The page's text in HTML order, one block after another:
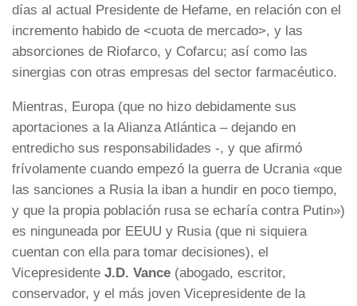
días al actual Presidente de Hefame, en relación con el
incremento habido de <cuota de mercado>, y las
absorciones de Riofarco, y Cofarcu; así como las
sinergias con otras empresas del sector farmacéutico.
Mientras, Europa (que no hizo debidamente sus
aportaciones a la Alianza Atlántica – dejando en
entredicho sus responsabilidades -, y que afirmó
frívolamente cuando empezó la guerra de Ucrania «que
las sanciones a Rusia la iban a hundir en poco tiempo,
y que la propia población rusa se echaría contra Putin»)
es ninguneada por EEUU y Rusia (que ni siquiera
cuentan con ella para tomar decisiones), el
Vicepresidente J.D. Vance (abogado, escritor,
conservador, y el más joven Vicepresidente de la